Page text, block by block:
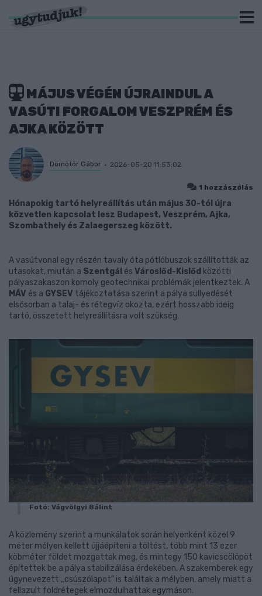
MÁJUS VÉGÉN ÚJRAINDUL A
VASÚTI FORGALOM VESZPRÉM ÉS
AJKA KÖZÖTT
Dömötör Gábor 2026-05-20 11:53:02
1 hozzászólás
Hónapokig tartó helyreállítás után május 30-tól újra
közvetlen kapcsolat lesz Budapest, Veszprém, Ajka,
Szombathely és Zalaegerszeg között.
A vasútvonal egy részén tavaly óta pótlóbuszok szállították az
utasokat, miután a Szentgál és Városlőd-Kislőd közötti
pályaszakaszon komoly geotechnikai problémák jelentkeztek. A
MÁV és a GYSEV tájékoztatása szerint a pálya süllyedését
elsősorban a talaj- és rétegvíz okozta, ezért hosszabb ideig
tartó, összetett helyreállításra volt szükség.
Fotó: Vágvölgyi Bálint
A közlemény szerint a munkálatok során helyenként közel 9
méter mélyen kellett újjáépíteni a töltést, több mint 13 ezer
köbméter földet mozgattak meg, és mintegy 150 kavicscölöpöt
építettek be a pálya stabilizálása érdekében. A szakemberek egy
úgynevezett „csúszólapot” is találtak a mélyben, amely miatt a
fellazult földrétegek elmozdulhattak egymáson.